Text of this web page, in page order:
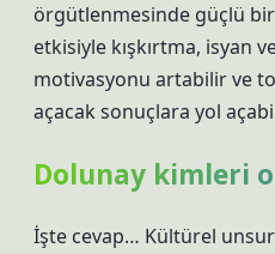
örgütlenmesinde güçlü bir
etkisiyle kışkırtma, isyan
motivasyonu artabilir ve
açacak sonuçlara yol
Dolunay kimleri
İşte cevap… Kültürel